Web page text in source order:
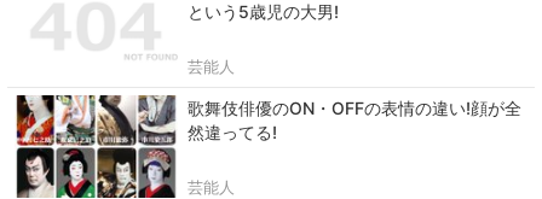
という5歳児の大男!
芸能人
歌舞伎俳優のON・OFFの表情の違い!顔が全
然違ってる!
芸能人